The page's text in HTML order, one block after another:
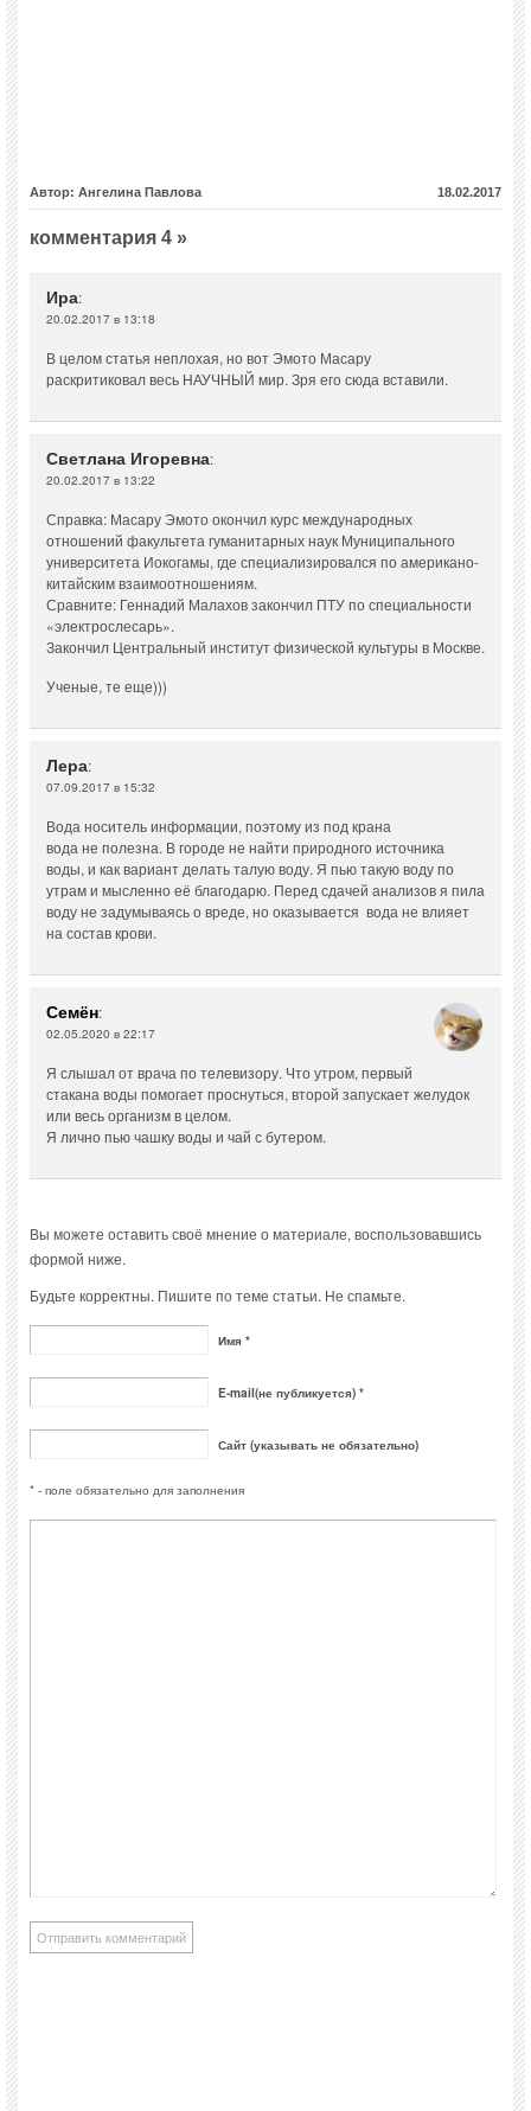
Автор: Ангелина Павлова 18.02.2017
комментария 4 »
Ира:
20.02.2017 в 13:18
В целом статья неплохая, но вот Эмото Масару
раскритиковал весь НАУЧНЫЙ мир. Зря его сюда вставили.
Светлана Игоревна:
20.02.2017 в 13:22
Справка: Масару Эмото окончил курс международных
отношений факультета гуманитарных наук Муниципального
университета Иокогамы, где специализировался по американо-
китайским взаимоотношениям.
Сравните: Геннадий Малахов закончил ПТУ по специальности
«электрослесарь».
Закончил Центральный институт физической культуры в Москве.
Ученые, те еще)))
Лера:
07.09.2017 в 15:32
Вода носитель информации, поэтому из под крана
вода не полезна. В городе не найти природного источника
воды, и как вариант делать талую воду. Я пью такую воду по
утрам и мысленно её благодарю. Перед сдачей анализов я пила
воду не задумываясь о вреде, но оказывается вода не влияет
на состав крови.
Семён:
02.05.2020 в 22:17
Я слышал от врача по телевизору. Что утром, первый
стакана воды помогает проснуться, второй запускает желудок
или весь организм в целом.
Я лично пью чашку воды и чай с бутером.
Вы можете оставить своё мнение о материале, воспользовавшись
формой ниже.
Будьте корректны. Пишите по теме статьи. Не спамьте.
Имя *
E-mail(не публикуется) *
Сайт (указывать не обязательно)
* - поле обязательно для заполнения